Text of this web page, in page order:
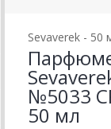
Sevaverek - 50
№5033
50 мл